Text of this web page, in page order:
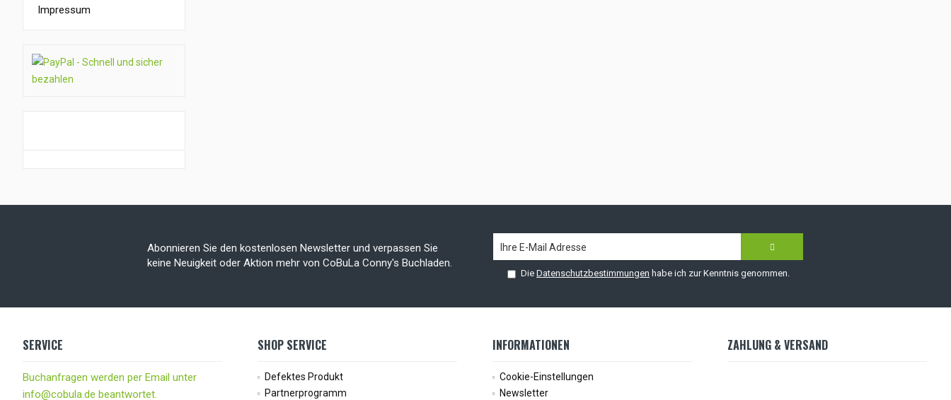
Impressum
Abonnieren Sie den kostenlosen Newsletter und verpassen Sie
keine Neuigkeit oder Aktion mehr von CoBuLa Conny's Buchladen.
Die Datenschutzbestimmungen habe ich zur Kenntnis genommen.
SERVICE
Buchanfragen werden per Email unter
info@cobula.de beantwortet.
SHOP SERVICE
Defektes Produkt
Partnerprogramm
INFORMATIONEN
Cookie-Einstellungen
Newsletter
ZAHLUNG & VERSAND